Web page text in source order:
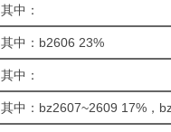
其中：
其中：b2606 23%
其中：
其中：bz2607~2609 17%，